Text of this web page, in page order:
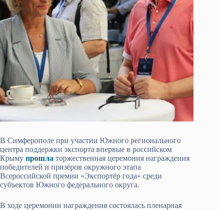
В Симферополе при участии Южного регионального
центра поддержки экспорта впервые в российском
Крыму прошла торжественная церемония награждения
победителей и призёров окружного этапа
Всероссийской премии «Экспортёр года» среди
субъектов Южного федерального округа.
В ходе церемонии награждения состоялась пленарная